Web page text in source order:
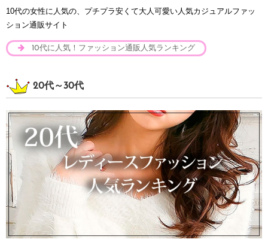
10代の女性に人気の、プチプラ安くて大人可愛い人気カジュアルファッ
ション通販サイト
10代に人気！ファッション通販人気ランキング
20代～30代